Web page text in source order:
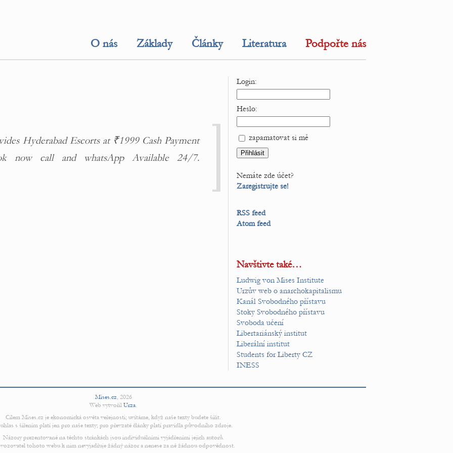
O nás Základy Články Literatura Podpořte nás
Hyderabad Escorts at ₹1999 Cash Payment
now call and whatsApp Available 24/7.
Login:
Heslo:
zapamatovat si mě
Nemáte zde účet?
Zaregistrujte se!
RSS feed
Atom feed
Navštivte také…
Ludwig von Mises Institute
Urzův web o anarchokapitalismu
Kanál Svobodného přístavu
Stoky Svobodného přístavu
Svoboda učení
Libertariánský institut
Liberální institut
Students for Liberty CZ
INESS
Mises.cz, 2026
Web vytvořil Urza.
Cílem Mises.cz je ekonomická osvěta veřejnosti; uvítáme, když naše texty budete šířit.
s šířením platí jen pro naše texty; pro převzaté články platí pravidla původního zdroje.
Názory prezentované na těchto stránkách jsou individuálními vyjádřeními jejich autorů.
tohoto webu k nim nevyjadřuje žádný názor a nenese za ně žádnou odpovědnost.